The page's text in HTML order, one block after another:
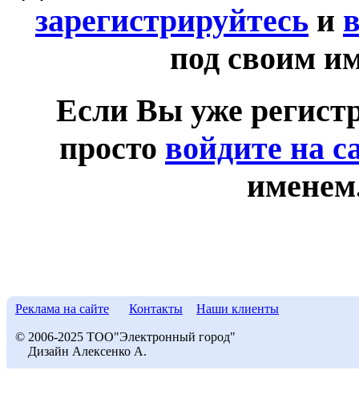
зарегистрируйтесь и
под своим
Если Вы уже
просто войдите на
Реклама на сайте Контакты Наши клиенты
© 2006-2025 ТОО"Электронный город"
Дизайн Алексенко А.